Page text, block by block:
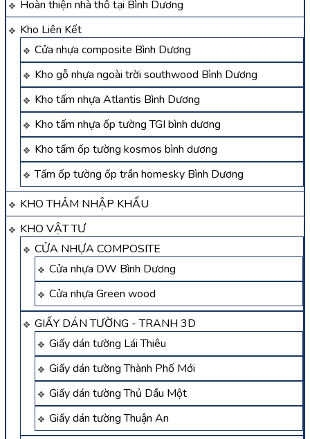
Hoàn thiện nhà thô tại Bình Dương
Kho Liên Kết
Cửa nhựa composite Bình Dương
Kho gỗ nhựa ngoài trời southwood Bình Dương
Kho tấm nhựa Atlantis Bình Dương
Kho tấm nhựa ốp tường TGI bình dương
Kho tấm ốp tường kosmos bình dương
Tấm ốp tường ốp trần homesky Bình Dương
KHO THẢM NHẬP KHẨU
KHO VẬT TƯ
CỬA NHỰA COMPOSITE
Cửa nhựa DW Bình Dương
Cửa nhựa Green wood
GIẤY DÁN TƯỜNG - TRANH 3D
Giấy dán tường Lái Thiêu
Giấy dán tường Thành Phố Mới
Giấy dán tường Thủ Dầu Một
Giấy dán tường Thuận An